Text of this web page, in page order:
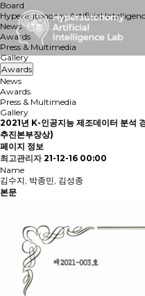
Board
Hyperautonomy Artificial
News
Awards
Press & Multimedia
Gallery
Awards
News
Awards
Press & Multimedia
Gallery
2021년 K-인공지능 제조데이터 분
추진본부장상)
페이지 정보
최고관리자 21-12-16 00:00
Name
김수지, 박종민, 김성종
본문